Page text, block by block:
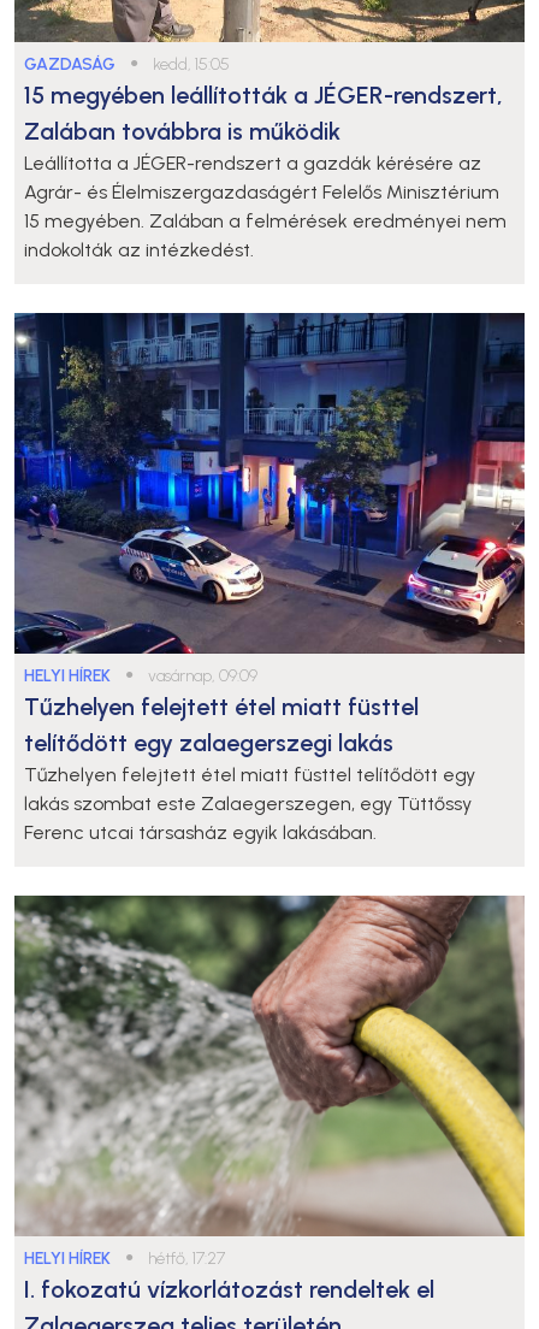
GAZDASÁG ● kedd, 15:05
15 megyében leállították a JÉGER-rendszert,
Zalában továbbra is működik
Leállította a JÉGER-rendszert a gazdák kérésére az
Agrár- és Élelmiszergazdaságért Felelős Minisztérium
15 megyében. Zalában a felmérések eredményei nem
indokolták az intézkedést.
HELYI HÍREK ● vasárnap, 09:09
Tűzhelyen felejtett étel miatt füsttel
telítődött egy zalaegerszegi lakás
Tűzhelyen felejtett étel miatt füsttel telítődött egy
lakás szombat este Zalaegerszegen, egy Tüttőssy
Ferenc utcai társasház egyik lakásában.
HELYI HÍREK ● hétfő, 17:27
I. fokozatú vízkorlátozást rendeltek el